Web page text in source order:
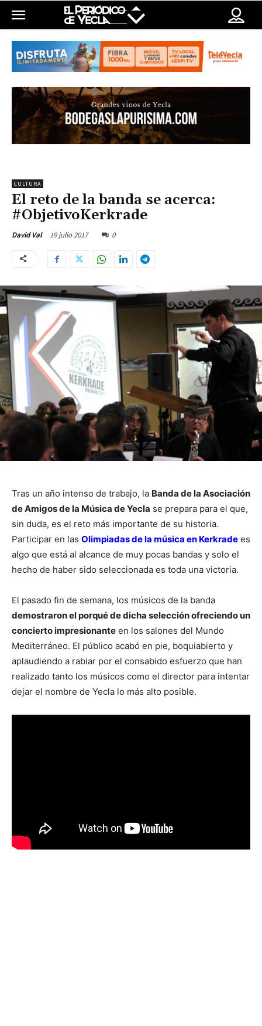
CULTURA
El reto de la banda se acerca:
#ObjetivoKerkrade
David Val 19 julio 2017 0
Tras un año intenso de trabajo, la Banda de la Asociación
de Amigos de la Música de Yecla se prepara para el que,
sin duda, es el reto más importante de su historia.
Participar en las Olimpiadas de la música en Kerkrade es
algo que está al alcance de muy pocas bandas y solo el
hecho de haber sido seleccionada es toda una victoria.
El pasado fin de semana, los músicos de la banda
demostraron el porqué de dicha selección ofreciendo un
concierto impresionante en los salones del Mundo
Mediterráneo. El público acabó en pie, boquiabierto y
aplaudiendo a rabiar por el consabido esfuerzo que han
realizado tanto los músicos como el director para intentar
dejar el nombre de Yecla lo más alto posible.